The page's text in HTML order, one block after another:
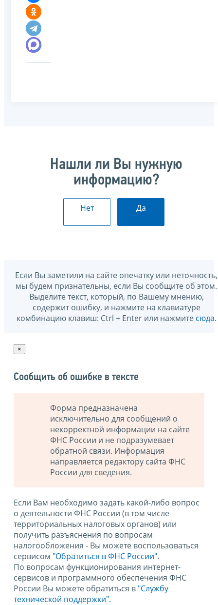
Нашли ли Вы нужную
информацию?
Нет Да
Если Вы заметили на сайте опечатку или неточность,
мы будем признательны, если Вы сообщите об этом.
Выделите текст, который, по Вашему мнению,
содержит ошибку, и нажмите на клавиатуре
комбинацию клавиш: Ctrl + Enter или нажмите сюда.
×
Сообщить об ошибке в тексте
Форма предназначена
исключительно для сообщений о
некорректной информации на сайте
ФНС России и не подразумевает
обратной связи. Информация
направляется редактору сайта ФНС
России для сведения.
Если Вам необходимо задать какой-либо вопрос
о деятельности ФНС России (в том числе
территориальных налоговых органов) или
получить разъяснения по вопросам
налогообложения - Вы можете воспользоваться
сервисом "Обратиться в ФНС России".
По вопросам функционирования интернет-
сервисов и программного обеспечения ФНС
России Вы можете обратиться в "Службу
технической поддержки".